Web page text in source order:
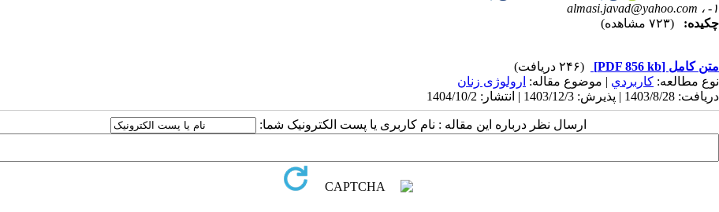
۱- ،
almasi.javad@yahoo.com
چکیده:
(۷۲۳ مشاهده)
متن کامل [PDF 856 kb]
(۲۴۶ دریافت)
نوع مطالعه: كاربردي | موضوع مقاله: ارولوژی زنان
دریافت: 1403/8/28 | پذیرش: 1403/12/3 | انتشار: 1404/10/2
ارسال نظر درباره این مقاله : نام کاربری یا پست الکترونیک شما: